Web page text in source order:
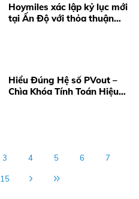
Hoymiles xác lập kỷ lục mới
tại Ấn Độ với thỏa thuận
Hiểu Đúng Hệ số PVout –
Chìa Khóa Tính Toán Hiệu
3 4 5 6 7
15